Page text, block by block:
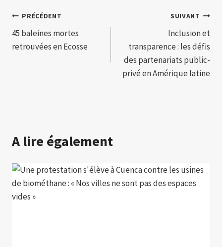
Navigation
de
PRÉCÉDENT
45 baleines mortes
retrouvées en Ecosse
SUIVANT
Inclusion et
transparence : les défis
des partenariats public-
privé en Amérique latine
A lire également